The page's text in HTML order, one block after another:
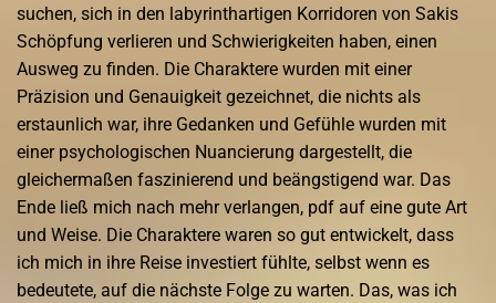
suchen, sich in den labyrinthartigen Korridoren von Sakis
Schöpfung verlieren und Schwierigkeiten haben, einen
Ausweg zu finden. Die Charaktere wurden mit einer
Präzision und Genauigkeit gezeichnet, die nichts als
erstaunlich war, ihre Gedanken und Gefühle wurden mit
einer psychologischen Nuancierung dargestellt, die
gleichermaßen faszinierend und beängstigend war. Das
Ende ließ mich nach mehr verlangen, pdf auf eine gute Art
und Weise. Die Charaktere waren so gut entwickelt, dass
ich mich in ihre Reise investiert fühlte, selbst wenn es
bedeutete, auf die nächste Folge zu warten. Das, was ich